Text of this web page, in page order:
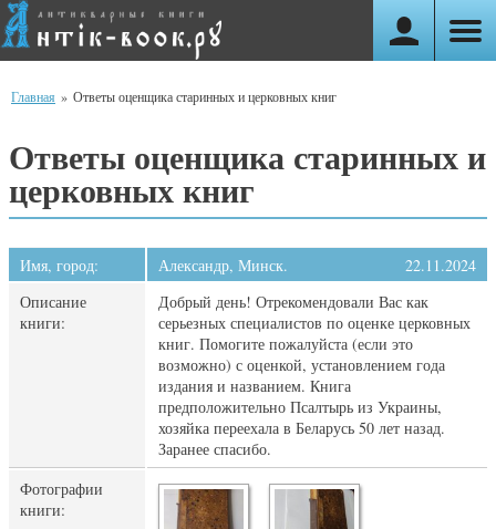
Главная » Ответы оценщика старинных и церковных книг
Ответы оценщика старинных и
церковных книг
Имя, город: Александр, Минск.
22.11.2024
Описание
книги:
Добрый день! Отрекомендовали Вас как
серьезных специалистов по оценке церковных
книг. Помогите пожалуйста (если это
возможно) с оценкой, установлением года
издания и названием. Книга
предположительно Псалтырь из Украины,
хозяйка переехала в Беларусь 50 лет назад.
Заранее спасибо.
Фотографии
книги: